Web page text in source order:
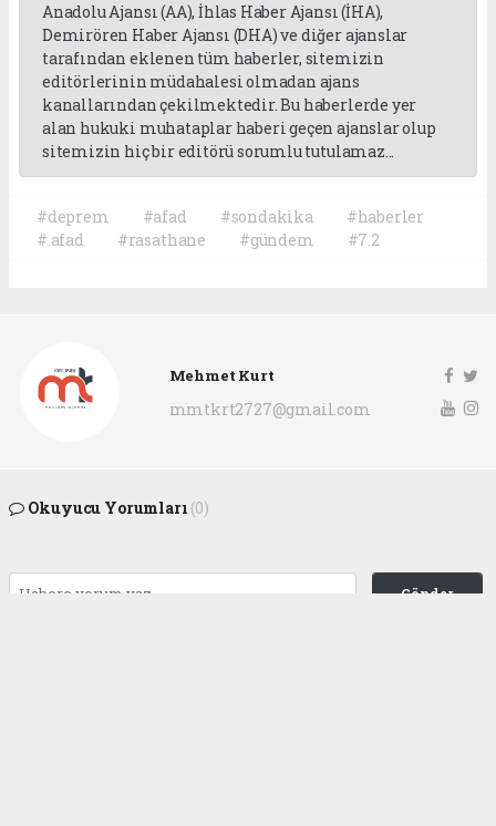
Anadolu Ajansı (AA), İhlas Haber Ajansı (İHA),
Demirören Haber Ajansı (DHA) ve diğer ajanslar
tarafından eklenen tüm haberler, sitemizin
editörlerinin müdahalesi olmadan ajans
kanallarından çekilmektedir. Bu haberlerde yer
alan hukuki muhataplar haberi geçen ajanslar olup
sitemizin hiç bir editörü sorumlu tutulamaz...
#deprem #afad #sondakika
#haberler
#.afad
#rasathane #gündem #7.2
Mehmet Kurt
mmtkrt2727@gmail.com
Okuyucu Yorumları (0)
Gönder